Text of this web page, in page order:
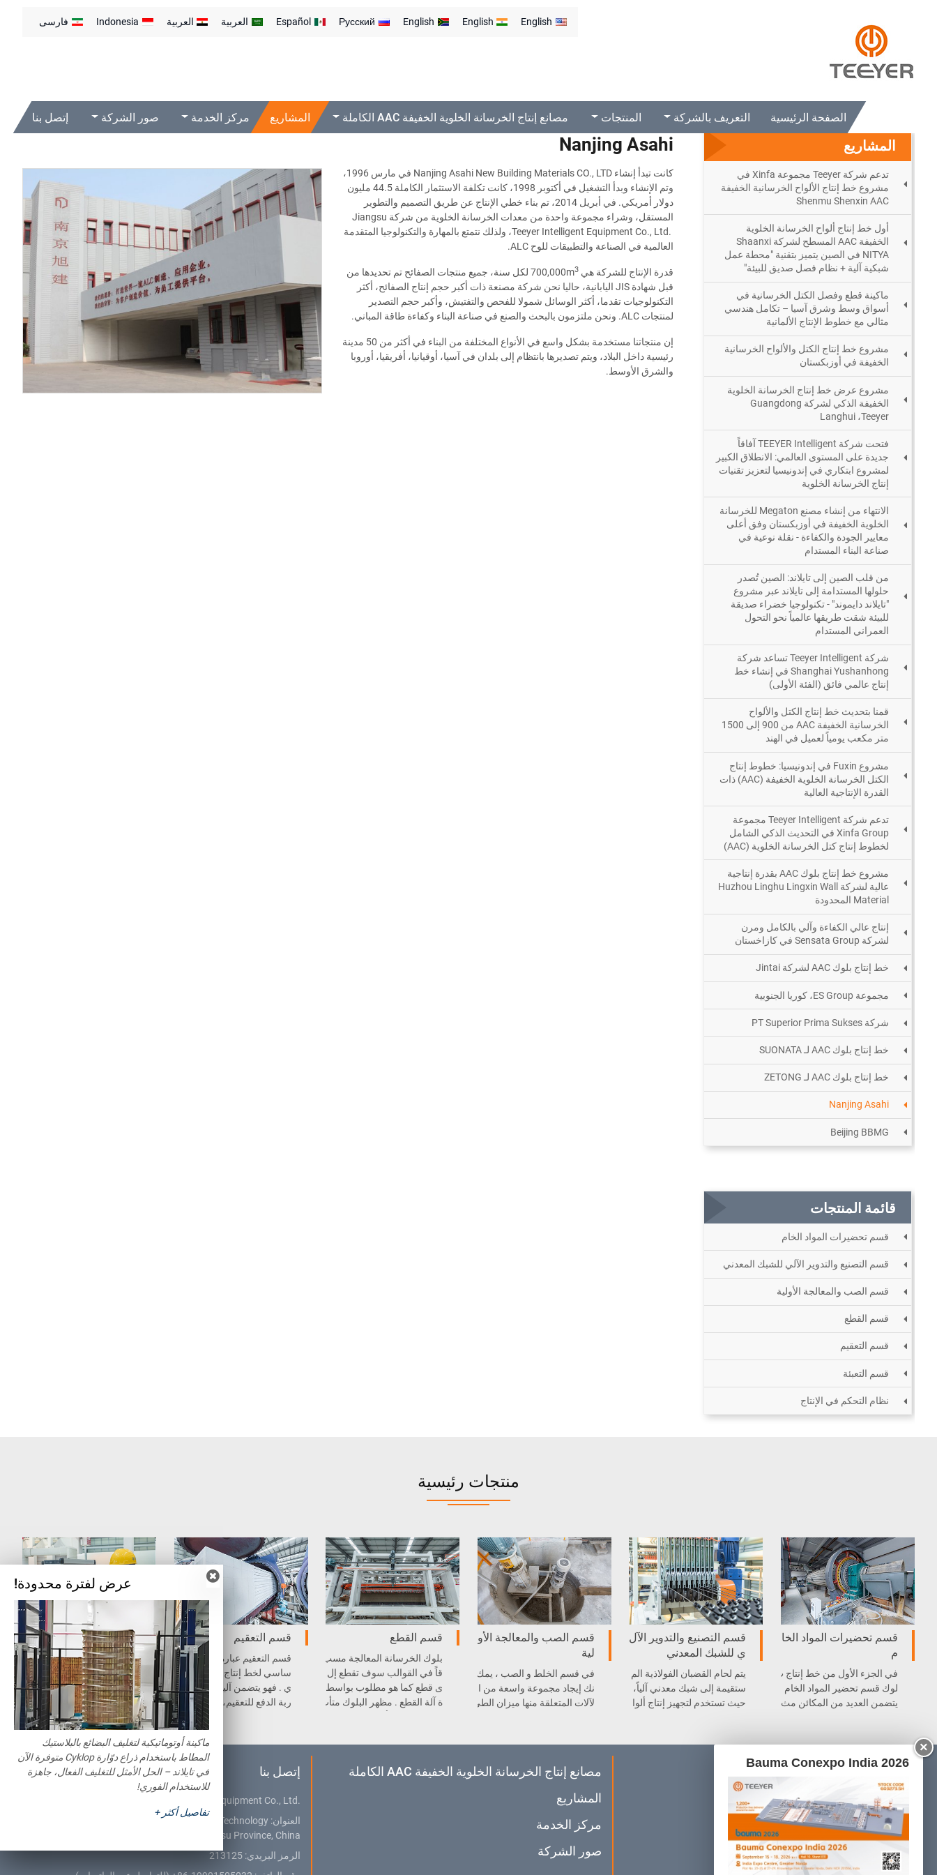
English
English
English
Русский
Español العربية العربية Indonesia فارسی
الصفحة الرئيسية التعريف بالشركة المنتجات مصانع إنتاج الخرسانة الخلوية الخفيفة AAC الكاملة المشاريع مركز الخدمة صور الشركة إتصل بنا
الصفحة الرئيسية المشاريع Nanjing Asahi
Nanjing Asahi
كانت تبدأ إنشاء Nanjing Asahi New Building Materials CO., LTD
في مارس 1996،
وتم الإنشاء وبدأ التشغيل في أكتوبر 1998، كانت تكلفة الاستثمار الكاملة 44.5 مليون
دولار أمريكي. في أبريل 2014، تم بناء خطي الإنتاج عن طريق التصميم والتطوير
المستقل، وشراء مجموعة واحدة من معدات الخرسانة الخلوية من شركة Jiangsu
Teeyer Intelligent Equipment Co., Ltd.، ولذلك نتمتع بالمهارة والتكنولوجيا المتقدمة
العالمية في الصناعة والتطبيقات للوح ALC.
قدرة الإنتاج للشركة هي 700,000m3
لكل سنة، جميع منتجات الصفائح تم تحديدها من
قبل شهادة JIS اليابانية، حاليا نحن شركة مصنعة ذات أكبر حجم إنتاج الصفائح، أكثر
التكنولوجيات تقدما، أكثر الوسائل شمولا للفحص والتفتيش، وأكبر حجم التصدير
لمنتجات ALC. ونحن ملتزمون بالبحث والصنع في صناعة البناء وكفاءة طاقة المباني.
إن منتجاتنا مستخدمة بشكل واسع في الأنواع المختلفة من البناء في أكثر من 50 مدينة
رئيسية داخل البلاد، ويتم تصديرها بانتظام إلى بلدان في آسيا، أوقيانيا، أفريقيا، أوروبا
والشرق الأوسط.
المشاريع
تدعم شركة Teeyer مجموعة Xinfa في
مشروع خط إنتاج الألواح الخرسانية الخفيفة
Shenmu Shenxin AAC
أول خط إنتاج ألواح الخرسانة الخلوية
الخفيفة AAC المسطح لشركة Shaanxi
NITYA في الصين يتميز بتقنية "محطة عمل
شبكية آلية + نظام فصل صديق للبيئة"
ماكينة قطع وفصل الكتل الخرسانية في
أسواق وسط وشرق آسيا – تكامل هندسي
مثالي مع خطوط الإنتاج الألمانية
مشروع خط إنتاج الكتل والألواح الخرسانية
الخفيفة في أوزبكستان
مشروع عرض خط إنتاج الخرسانة الخلوية
الخفيفة الذكي لشركة Guangdong
Langhui ،Teeyer
فتحت شركة TEEYER Intelligent آفاقاً
جديدة على المستوى العالمي: الانطلاق الكبير
لمشروع ابتكاري في إندونيسيا لتعزيز تقنيات
إنتاج الخرسانة الخلوية
الانتهاء من إنشاء مصنع Megaton للخرسانة
الخلوية الخفيفة في أوزبكستان وفق أعلى
معايير الجودة والكفاءة - نقلة نوعية في
صناعة البناء المستدام
من قلب الصين إلى تايلاند: الصين تُصدر
حلولها المستدامة إلى تايلاند عبر مشروع
"تايلاند دايموند" - تكنولوجيا خضراء صديقة
للبيئة شقت طريقها عالمياً نحو التحول
العمراني المستدام
شركة Teeyer Intelligent تساعد شركة
Shanghai Yushanhong في إنشاء خط
إنتاج عالمي فائق (الفئة الأولى)
قمنا بتحديث خط إنتاج الكتل والألواح
الخرسانية الخفيفة AAC من 900 إلى 1500
متر مكعب يومياً لعميل في الهند
مشروع Fuxin في إندونيسيا: خطوط إنتاج
الكتل الخرسانة الخلوية الخفيفة (AAC) ذات
القدرة الإنتاجية العالية
تدعم شركة Teeyer Intelligent مجموعة
Xinfa Group في التحديث الذكي الشامل
لخطوط إنتاج كتل الخرسانة الخلوية (AAC)
مشروع خط إنتاج بلوك AAC بقدرة إنتاجية
عالية لشركة Huzhou Linghu Lingxin Wall
Material المحدودة
إنتاج عالي الكفاءة وآلي بالكامل ومرن
لشركة Sensata Group في كازاخستان
خط إنتاج بلوك AAC لشركة Jintai
مجموعة ES Group، كوريا الجنوبية
شركة PT Superior Prima Sukses
خط إنتاج بلوك AAC لـ SUONATA
خط إنتاج بلوك AAC لـ ZETONG
Nanjing Asahi
Beijing BBMG
قائمة المنتجات
قسم تحضيرات المواد الخام
قسم التصنيع والتدوير الآلي للشبك المعدني
قسم الصب والمعالجة الأولية
قسم القطع
قسم التعقيم
قسم التعبئة
نظام التحكم في الإنتاج
منتجات رئيسية
قسم تحضيرات المواد الخا
م
في الجزء الأول من خط إنتاج ب
لوك قسم تحضير المواد الخام
يتضمن العديد من المكائن مث
ا . كل آلة مدمجة بشكل ممتاز
في خط الإنتاج .
قسم التصنيع والتدوير الآل
ي للشبك المعدني
يتم لحام القضبان الفولاذية الم
ستقيمة إلى شبك معدني آلياً،
حيث تستخدم لتجهيز إنتاج ألوا
قسم الصب والمعالجة الأو
لية
في قسم الخلط و الصب ، يمك
نك إيجاد مجموعة واسعة من ا
لآلات المتعلقة منها ميزان الطي
ة الكروية، رافعة السطل، و غي
قسم القطع
بلوك الخرسانة المعالجة مسب
قاً في القوالب سوف تقطع إل
ى قطع كما هو مطلوب بواسط
ة آلة القطع . مظهر البلوك متأث
قسم التعقيم
قسم التعقيم عبارة عن قسم أ
ساسي لخط إنتاج AAC الداخل
ي . فهو يتضمن آلية السحب، ع
ربة الدفع للتعقيم، الأوتوكلاف،
عربة النقل للتصليب، و المعق
قسم التعبئة
نظام التحكم الآلي DCS مكون
من مكونات نظام Siemens P
LC، هو نظام التحكم اللامركز
ي ونمط الإدارة المركزية، مع
دل العطل المنخفض وسهولة ا
لصيانة.
المنتجات
قسم تحضيرات المواد الخام
قسم التصنيع والتدوير الآلي للشبك المعدني
قسم الصب والمعالجة الأولية
قسم القطع
قسم التعقيم
مصانع إنتاج الخرسانة الخلوية الخفيفة AAC الكاملة
المشاريع
مركز الخدمة
صور الشركة
إتصل بنا
Jiangsu Teeyer Intelligent Equipment Co., Ltd.
العنوان: NO. 312, West Hehai Road, High Technology
Development Zone, Changzhou City, Jiangsu Province, China
الرمز البريدي: 213125
عرض لفترة محدودة!
ماكينة أوتوماتيكية لتغليف البضائع بالبلاستيك
المطاط باستخدام ذراع دوّارة Cyklop متوفرة الآن
في تايلاند – الحل الأمثل للتغليف الفعال، جاهزة
للاستخدام الفوري!
تفاصيل أكثر +
×
Bauma Conexpo India 2026